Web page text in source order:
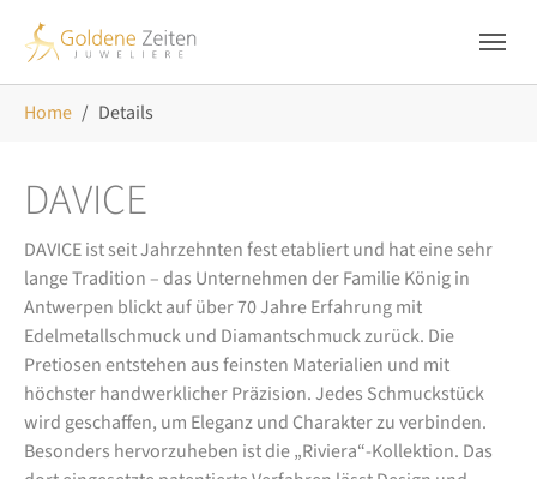
Home Details
DAVICE
DAVICE ist seit Jahrzehnten fest etabliert und hat eine sehr
lange Tradition – das Unternehmen der Familie König in
Antwerpen blickt auf über 70 Jahre Erfahrung mit
Edelmetallschmuck und Diamantschmuck zurück. Die
Pretiosen entstehen aus feinsten Materialien und mit
höchster handwerklicher Präzision. Jedes Schmuckstück
wird geschaffen, um Eleganz und Charakter zu verbinden.
Besonders hervorzuheben ist die „Riviera“-Kollektion. Das